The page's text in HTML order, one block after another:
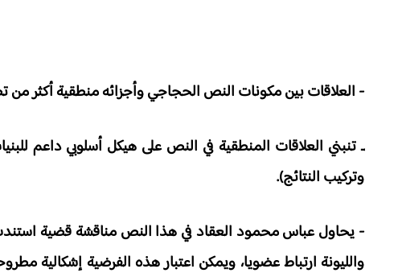
- العلاقات بين مكونات النص الحجاجي وأجزائه منطقية أكثر من
ـ تنبني العلاقات المنطقية في النص على هيكل أسلوبي داعم
وتركيب النتائج).
- يحاول عباس محمود العقاد في هذا النص مناقشة قضية استندت
والليونة ارتباط عضويا، ويمكن اعتبار هذه الفرضية إشكالية